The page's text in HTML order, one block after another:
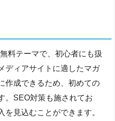
料テーマで、初心者にも扱
ディアサイトに適したマガ
作成できるため、初めての
。SEO対策も施されてお
を見込むことができます。